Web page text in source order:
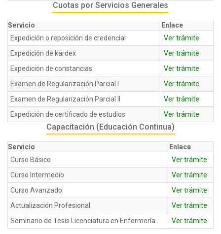
Cuotas por Servicios Generales
Servicio
Enlace
Expedición o reposición de credencial
Ver trámite
Expedición de kárdex
Ver trámite
Expedición de constancias
Ver trámite
Examen de Regularización Parcial I
Ver trámite
Examen de Regularización Parcial II
Ver trámite
Expedición de certificado de estudios
Ver trámite
Capacitación (Educación Continua)
Servicio
Enlace
Curso Básico
Ver trámite
Curso Intermedio
Ver trámite
Curso Avanzado
Ver trámite
Actualización Profesional
Ver trámite
Seminario de Tesis Licenciatura en Enfermería
Ver trámite